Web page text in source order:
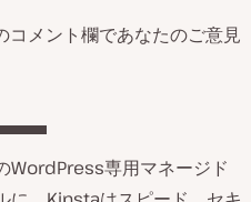
コメント欄であなたのご意見
WordPress専用マネージド